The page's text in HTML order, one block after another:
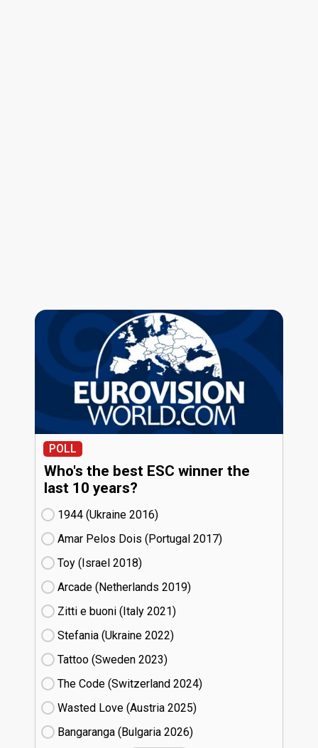
POLL
Who's the best ESC winner the
last 10 years?
1944 (Ukraine
16)
Amar Pelos Dois (Portugal
17)
Toy (Israel
18)
Arcade (Netherlands
19)
Zitti e buoni​ (Italy
21)
Stefania (Ukraine
22)
Tattoo (Sweden
23)
The Code (Switzerland
24)
Wasted Love (Austria
25)
Bangaranga (Bulgaria
26)